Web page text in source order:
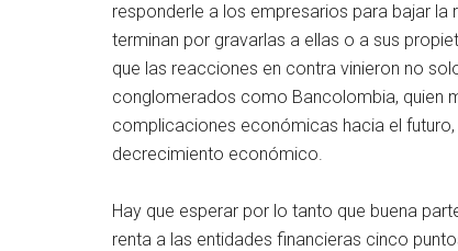
responderle a los empresarios para bajar
terminan por gravarlas a ellas o a sus
que las reacciones en contra vinieron no
conglomerados como Bancolombia, quien
complicaciones económicas hacia el
decrecimiento económico.
Hay que esperar por lo tanto que buena
renta a las entidades financieras cinco